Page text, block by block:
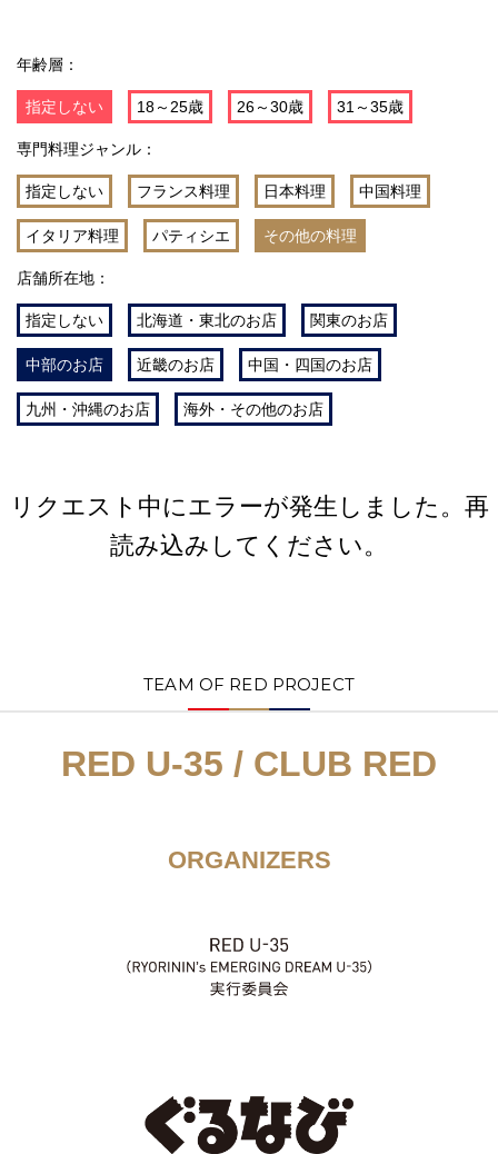
年齢層：
指定しない 18～25歳 26～30歳 31～35歳
専門料理ジャンル：
指定しない フランス料理 日本料理 中国料理
イタリア料理 パティシエ その他の料理
店舗所在地：
指定しない 北海道・東北のお店 関東のお店
中部のお店 近畿のお店 中国・四国のお店
九州・沖縄のお店 海外・その他のお店
リクエスト中にエラーが発生しました。再
読み込みしてください。
TEAM OF RED PROJECT
RED U-35 / CLUB RED
ORGANIZERS